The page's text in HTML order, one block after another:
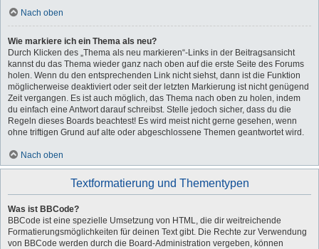
Nach oben
Wie markiere ich ein Thema als neu?
Durch Klicken des „Thema als neu markieren“-Links in der Beitragsansicht
kannst du das Thema wieder ganz nach oben auf die erste Seite des Forums
holen. Wenn du den entsprechenden Link nicht siehst, dann ist die Funktion
möglicherweise deaktiviert oder seit der letzten Markierung ist nicht genügend
Zeit vergangen. Es ist auch möglich, das Thema nach oben zu holen, indem
du einfach eine Antwort darauf schreibst. Stelle jedoch sicher, dass du die
Regeln dieses Boards beachtest! Es wird meist nicht gerne gesehen, wenn
ohne triftigen Grund auf alte oder abgeschlossene Themen geantwortet wird.
Nach oben
Textformatierung und Thementypen
Was ist BBCode?
BBCode ist eine spezielle Umsetzung von HTML, die dir weitreichende
Formatierungsmöglichkeiten für deinen Text gibt. Die Rechte zur Verwendung
von BBCode werden durch die Board-Administration vergeben, können